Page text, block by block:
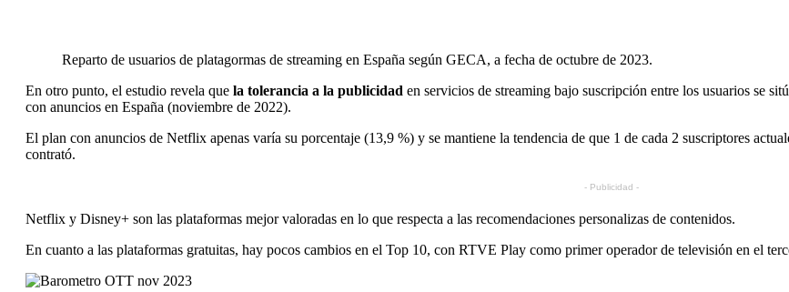
Reparto de usuarios de platagormas de streaming en España según GECA, a fecha de octubre de 2023.
En otro punto, el estudio revela que la tolerancia a la publicidad en servicios de streaming bajo suscripción entre los usuarios se
con anuncios en España (noviembre de 2022).
El plan con anuncios de Netflix apenas varía su porcentaje (13,9 %) y se mantiene la tendencia de que 1 de cada 2 suscriptores
contrató.
- Publicidad -
Netflix y Disney+ son las plataformas mejor valoradas en lo que respecta a las recomendaciones personalizas de contenidos.
En cuanto a las plataformas gratuitas, hay pocos cambios en el Top 10, con RTVE Play como primer operador de televisión en el